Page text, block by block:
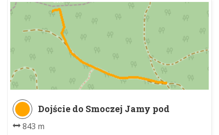
Dojście do Smoczej Jamy pod
Zubrzym Wierchem z czarnego
szlaku
843 m